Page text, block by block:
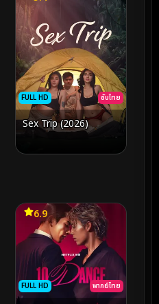
FULL HD ซับไทย
Sex Trip (2026)
FULL HD พากย์ไทย
6.9